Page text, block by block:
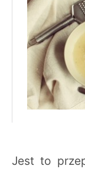
Jest to